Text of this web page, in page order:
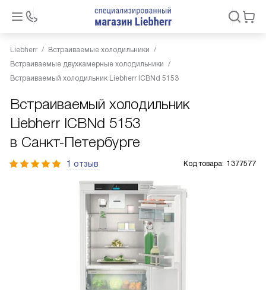
Liebherr
Встраиваемые холодильники
Встраиваемые двухкамерные холодильники
Встраиваемый холодильник Liebherr ICBNd 5153
Встраиваемый холодильник
Liebherr ICBNd 5153
в Санкт-Петербурге
1 отзыв Код товара: 1377577